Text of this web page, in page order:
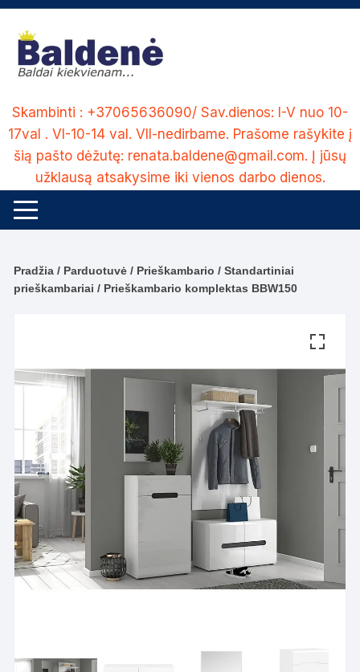
Skip
content
Skambinti : +37065636090/ Sav.dienos: I-V nuo 10-
17val . VI-10-14 val. VII-nedirbame. Prašome rašykite į
šią pašto dėžutę: renata.baldene@gmail.com. Į jūsų
užklausą atsakysime iki vienos darbo dienos.
Pradžia / Parduotuvė / Prieškambario /Standartiniai
prieškambariai / Prieškambario komplektas BBW150